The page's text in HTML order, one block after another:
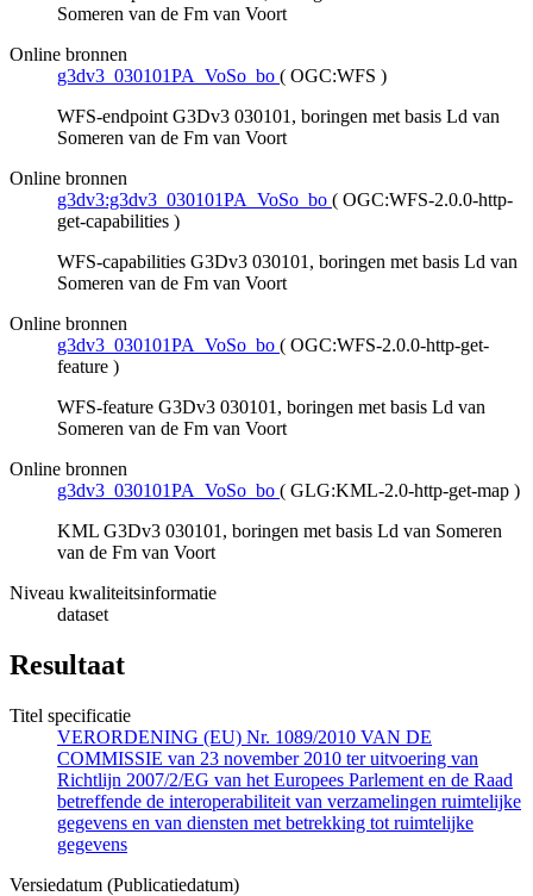
Someren van de Fm van Voort
Online bronnen
g3dv3_030101PA_VoSo_bo ( OGC:WFS )
WFS-endpoint G3Dv3 030101, boringen met basis Ld van
Someren van de Fm van Voort
Online bronnen
g3dv3:g3dv3_030101PA_VoSo_bo ( OGC:WFS-2.0.0-http-
get-capabilities )
WFS-capabilities G3Dv3 030101, boringen met basis Ld van
Someren van de Fm van Voort
Online bronnen
g3dv3_030101PA_VoSo_bo ( OGC:WFS-2.0.0-http-get-
feature )
WFS-feature G3Dv3 030101, boringen met basis Ld van
Someren van de Fm van Voort
Online bronnen
g3dv3_030101PA_VoSo_bo ( GLG:KML-2.0-http-get-map )
KML G3Dv3 030101, boringen met basis Ld van Someren
van de Fm van Voort
Niveau kwaliteitsinformatie
dataset
Resultaat
Titel specificatie
VERORDENING (EU) Nr. 1089/2010 VAN DE
COMMISSIE van 23 november 2010 ter uitvoering van
Richtlijn 2007/2/EG van het Europees Parlement en de Raad
betreffende de interoperabiliteit van verzamelingen ruimtelijke
gegevens en van diensten met betrekking tot ruimtelijke
gegevens
Versiedatum (Publicatiedatum)